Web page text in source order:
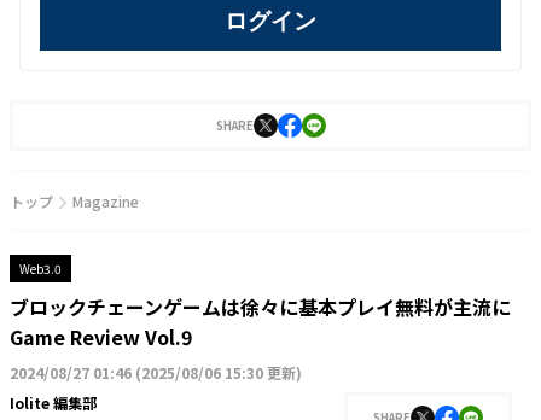
ログイン
SHARE
トップ Magazine
Web3.0
ブロックチェーンゲームは徐々に基本プレイ無料が主流に
Game Review Vol.9
2024/08/27 01:46 (2025/08/06 15:30 更新)
Iolite 編集部